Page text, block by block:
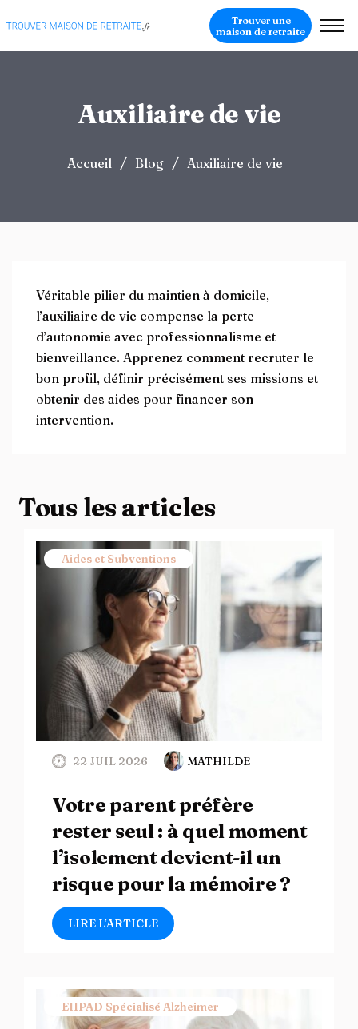
Trouver une
maison de retraite
Auxiliaire de vie
Accueil / Blog / Auxiliaire de vie
Véritable pilier du maintien à domicile,
l’auxiliaire de vie compense la perte
d’autonomie avec professionnalisme et
bienveillance. Apprenez comment recruter le
bon profil, définir précisément ses missions et
obtenir des aides pour financer son
intervention.
Tous les articles
Aides et Subventions
22 JUIL 2026 MATHILDE
Votre parent préfère
rester seul : à quel moment
l’isolement devient-il un
risque pour la mémoire ?
LIRE L’ARTICLE
EHPAD Spécialisé Alzheimer